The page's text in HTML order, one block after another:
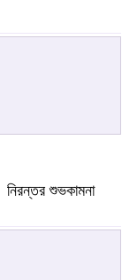
নিরন্তর শুভকামনা